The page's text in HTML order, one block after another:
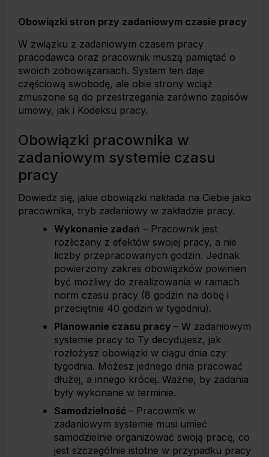
Obowiązki stron przy zadaniowym czasie pracy
W związku z zadaniowym czasem pracy
pracodawca oraz pracownik muszą pamiętać o
swoich zobowiązaniach. System ten daje
częściową swobodę, ale obie strony wciąż
zmuszone są do przestrzegania zarówno zapisów
umowy, jak i Kodeksu pracy.
Obowiązki pracownika w
zadaniowym systemie czasu
pracy
Dowiedz się, jakie obowiązki nakłada na Ciebie jako
pracownika, tryb zadaniowy w zakładzie pracy.
Wykonanie zadań – Pracownik jest
rozliczany z efektów swojej pracy, a nie
liczby przepracowanych godzin. Jednak
powierzony zakres obowiązków powinien
być możliwy do zrealizowania w ramach
norm czasu pracy (8 godzin na dobę i
przeciętnie 40 godzin w tygodniu).
Planowanie czasu pracy – W zadaniowym
systemie pracy to Ty decydujesz, jak
rozłożysz obowiązki w ciągu dnia czy
tygodnia. Możesz jednego dnia pracować
dłużej, a innego krócej. Ważne, by zadania
były wykonane w terminie.
Samodzielność – Pracownik w
zadaniowym systemie musi umieć
samodzielnie organizować swoją pracę, co
jest szczególnie istotne w przypadku pracy